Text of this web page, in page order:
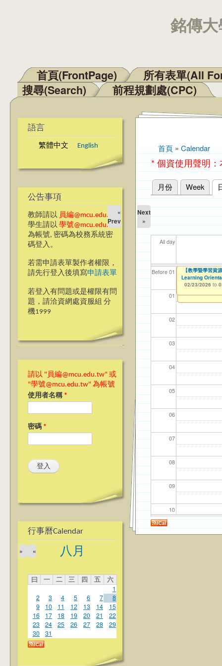
銘傳
主選單
首頁(FrontPage)
所有表單(All
搜尋(Search)
前程規劃處(CPC)
語言
繁體中文 English
公告事項
教師請以 員編@mcu.edu.tw
學生請以 學號@mcu.edu.tw
為帳號, 密碼為校務系統密
碼登入。
若需申請表單製作者權限，
請先行登入後填寫申請表單
若登入有問題或是權限有問
題，請洽資網處資服組 分
機1999
請以 "員編@mcu.edu.tw" 或
"學號@mcu.edu.tw" 為帳號
使用者名稱 *
密碼 *
行事曆Calendar
八月
«
»
曰 一 二 三 四 五
六
1
2
3 4 5 6 7
8
9
10 11 12 13 14
15
16
17 18 19 20 21
22
23
24 25 26 27 28
29
30
31
您在這裡
首頁 » Calendar
* 個資使用聲明
主要索引標籤
月份 Week
«
Prev
Next
»
All day
Before 01
01
02
03
04
05
06
07
08
09
10
11
【資網處】
整合系統～表單
03/27/2013 to
【財務處】工讀
11/12/2021to
07/31/2027
【財務處】漏打
錄
11/15/2021 to
114學年度前程
表(服務學習教師
04/17/2022 to
114
02/
114
03/
【學
07/
教務
11/
商品
11/
114
02/
【教學暨學習資
01/14/2026to
【教學暨學習
Orientation
02/23/2026 to
【桃園校區】
02/23/2026to
【教學暨學習
Learning
02/23/2026 to